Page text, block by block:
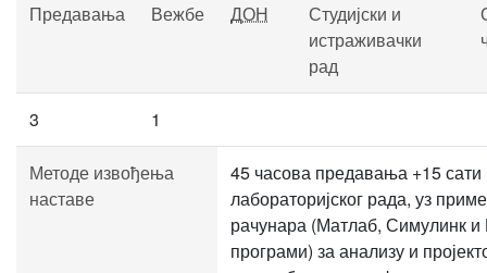
Предавања Вежбе ДОН
Студијски и
истраживачки
рад
3 1
Методе извођења
наставе
45 часова предавања +15 сати
лабораторијског рада, уз
рачунара (Матлаб, Симулинк
програми) за анализу и